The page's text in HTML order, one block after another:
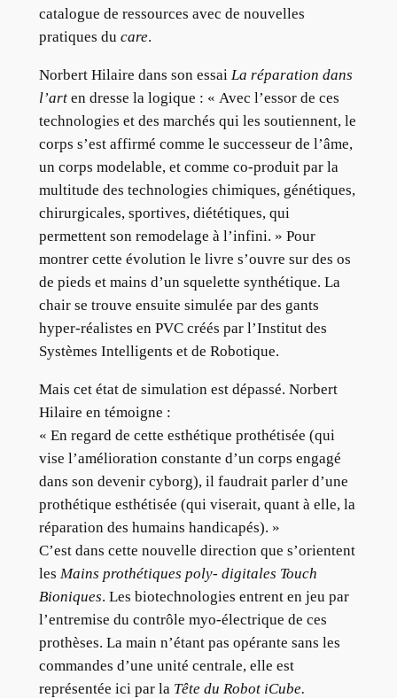
catalogue de ressources avec de nouvelles
pratiques du care.
Norbert Hilaire dans son essai La réparation dans
l’arten dresse la logique : « Avec l’essor de ces
technologies et des marchés qui les soutiennent, le
corps s’est affirmé comme le successeur de l’âme,
un corps modelable, et comme co-produit par la
multitude des technologies chimiques, génétiques,
chirurgicales, sportives, diététiques, qui
permettent son remodelage à l’infini. » Pour
montrer cette évolution le livre s’ouvre sur des os
de pieds et mains d’un squelette synthétique. La
chair se trouve ensuite simulée par des gants
hyper-réalistes en PVC créés par l’Institut des
Systèmes Intelligents et de Robotique.
Mais cet état de simulation est dépassé. Norbert
Hilaire en témoigne :
« En regard de cette esthétique prothétisée (qui
vise l’amélioration constante d’un corps engagé
dans son devenir cyborg), il faudrait parler d’une
prothétique esthétisée (qui viserait, quant à elle, la
réparation des humains handicapés). »
C’est dans cette nouvelle direction que s’orientent
les Mains prothétiques poly- digitales Touch
Bioniques. Les biotechnologies entrent en jeu par
l’entremise du contrôle myo-électrique de ces
prothèses. La main n’étant pas opérante sans les
commandes d’une unité centrale, elle est
représentée ici par la Tête du Robot iCube.